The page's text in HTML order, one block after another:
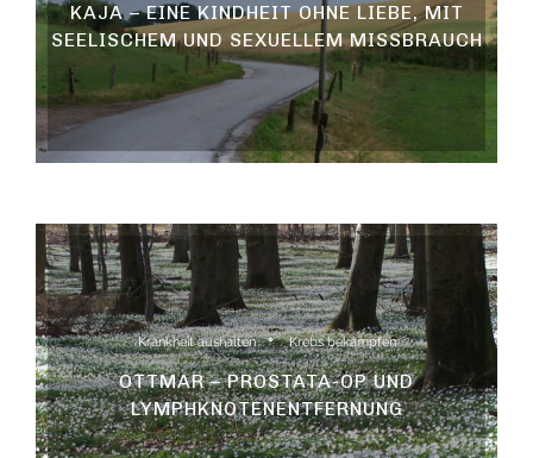
KAJA – EINE KINDHEIT OHNE LIEBE, MIT
SEELISCHEM UND SEXUELLEM MISSBRAUCH
Krankheit aushalten Krebs bekämpfen
OTTMAR – PROSTATA-OP UND
LYMPHKNOTENENTFERNUNG